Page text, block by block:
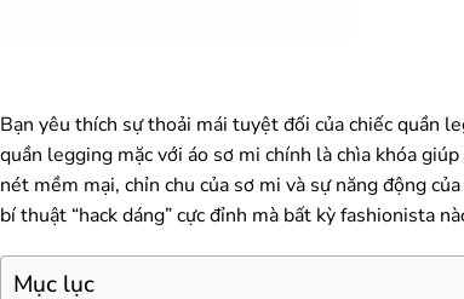
Bạn yêu thích sự thoải mái tuyệt đối của chiếc quần
quần legging mặc với áo sơ mi chính là chìa khóa
nét mềm mại, chỉn chu của sơ mi và sự năng động
bí thuật “hack dáng” cực đỉnh mà bất kỳ fashionista
Mục lục